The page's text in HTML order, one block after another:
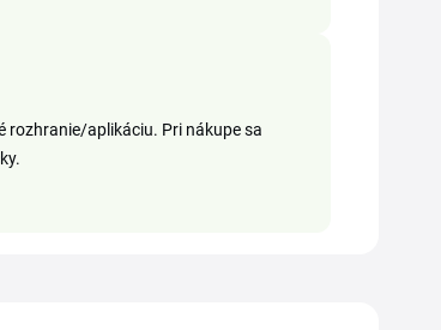
rozhranie/aplikáciu. Pri nákupe sa